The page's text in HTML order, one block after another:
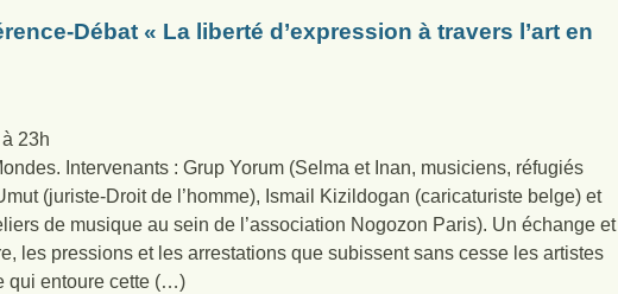
Débat « La liberté d’expression à travers l’art en
23h
Intervenants : Grup Yorum (Selma et Inan, musiciens, réfugiés
(juriste-Droit de l’homme), Ismail Kizildogan (caricaturiste belge) et
de musique au sein de l’association Nogozon Paris). Un échange et
les pressions et les arrestations que subissent sans cesse les artistes
qui entoure cette (…)